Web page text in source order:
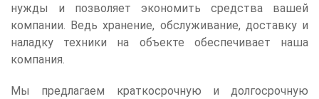
нужды и позволяет экономить средства вашей
компании. Ведь хранение, обслуживание, доставку и
наладку техники на объекте обеспечивает наша
компания.
Мы предлагаем краткосрочную и долгосрочную